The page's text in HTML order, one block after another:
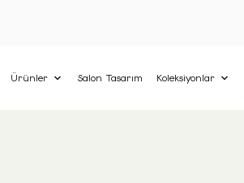
Ürünler Salon Tasarım Koleksiyonlar